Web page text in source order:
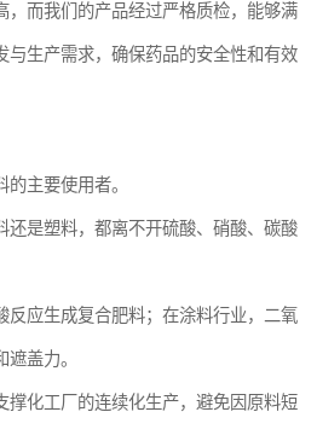
，而我们的产品经过严格质检，能够满
与生产需求，确保药品的安全性和有效
主要使用者。
还是塑料，都离不开硫酸、硝酸、碳酸
反应生成复合肥料；在涂料行业，二氧
盖力。
撑化工厂的连续化生产，避免因原料短